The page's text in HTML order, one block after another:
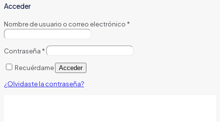
Acceder
Nombre de usuario o correo electrónico *
Contraseña *
Recuérdame Acceder
¿Olvidaste la contraseña?